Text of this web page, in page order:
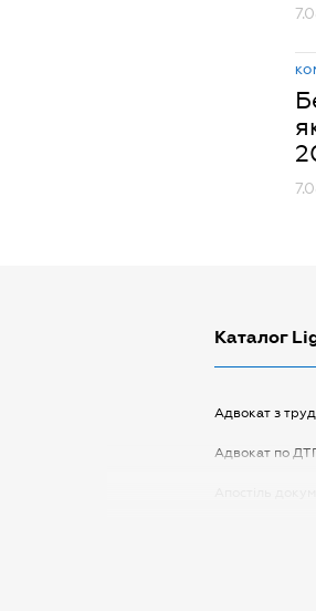
Каталог
Адвокат з
Адвокат по